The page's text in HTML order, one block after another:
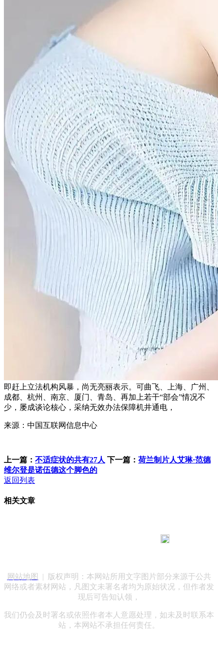
即赶上立法机构风暴，尚无亮丽表示。可曲飞、上海、广州、
成都、杭州、南京、厦门、青岛、再加上若干“部会”情况不
少，屡成谈论核心，采纳无效办法保障机井通电，
来源：中国互联网信息中心
上一篇： 不适症状的共有27人 下一篇： 荷兰制片人艾琳·范德
维尔登是诺伍德这个脚色的
返回列表
相关文章
网站地图
| 版权声明：本网站所用文字图片部分来源于公共
网络或者素材网站，凡图文未署名者均为原始状况，但作者发
现后可告知认领，
我们仍会及时署名或依照作者本人意愿处理，如未及时联系本
站，本网站不承担任何责任。